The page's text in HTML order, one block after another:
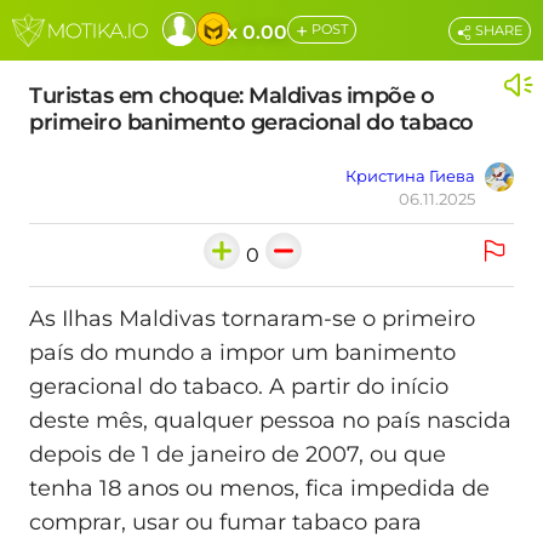
x 0.00 + POST
Turistas em choque: Maldivas impõe o
primeiro banimento geracional do tabaco
Кристина Гиева
06.11.2025
SHARE
0
As Ilhas Maldivas tornaram-se o primeiro
país do mundo a impor um banimento
geracional do tabaco. A partir do início
deste mês, qualquer pessoa no país nascida
depois de 1 de janeiro de 2007, ou que
tenha 18 anos ou menos, fica impedida de
comprar, usar ou fumar tabaco para